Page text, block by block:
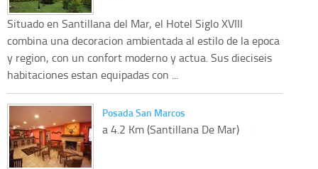
Situado en Santillana del Mar, el Hotel Siglo XVIII
combina una decoracion ambientada al estilo de la epoca
y region, con un confort moderno y actua. Sus dieciseis
habitaciones estan equipadas con ...
Posada San Marcos
a 4.2 Km (Santillana De Mar)